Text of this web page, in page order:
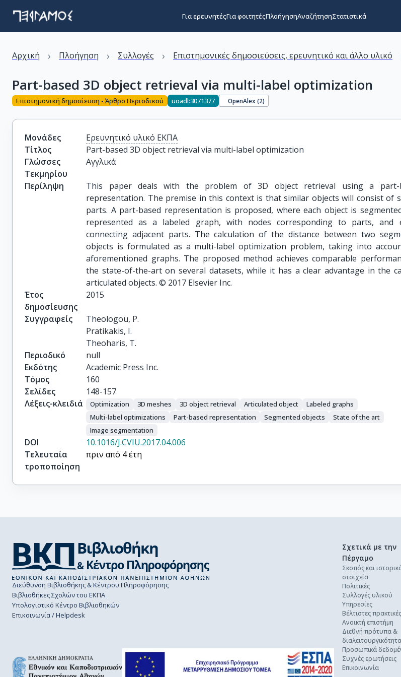
Για ερευνητέςΓια φοιτητέςΠλοήγησηΑναζήτησηΣτατιστικά
Αρχική › Πλοήγηση › Συλλογές › Επιστημονικές δημοσιεύσεις, ερευνητικό και άλλο υλικό
Part-based 3D object retrieval via multi-label optimization
Επιστημονική δημοσίευση - Άρθρο Περιοδικού uoadl:3071377 OpenAlex (2)
Μονάδες
Ερευνητικό υλικό ΕΚΠΑ
Τίτλος
Part-based 3D object retrieval via multi-label optimization
Γλώσσες
Τεκμηρίου
Αγγλικά
Περίληψη
This paper deals with the problem of 3D object retrieval using a part-
representation. The premise in this context is that similar objects will consist of
parts. A part-based representation is proposed, where each object is
represented as a labeled graph, with nodes corresponding to parts, and
connecting adjacent parts. The calculation of the distance between two
objects is formulated as a multi-label optimization problem, taking into
aforementioned graphs. The proposed method achieves comparable
the state-of-the-art on several datasets, while it has a clear advantage in the
articulated objects. © 2017 Elsevier Inc.
Έτος
δημοσίευσης
2015
Συγγραφείς
Theologou, P.
Pratikakis, I.
Theoharis, T.
Περιοδικό
null
Εκδότης
Academic Press Inc.
Τόμος
160
Σελίδες
148-157
Λέξεις-κλειδιά
Optimization 3D meshes 3D object retrieval Articulated object
Labeled graphs
Multi-label optimizations
Part-based representation Segmented objects
State of the art
Image segmentation
DOI
10.1016/J.CVIU.2017.04.006
Τελευταία
τροποποίηση
πριν από 4 έτη
Διεύθυνση Βιβλιοθήκης & Κέντρου Πληροφόρησης
Βιβλιοθήκες Σχολών του ΕΚΠΑ
Υπολογιστικό Κέντρο Βιβλιοθηκών
Επικοινωνία / Helpdesk
Σχετικά με την
Πέργαμο
Σκοπός και
στοιχεία
Πολιτικές
Συλλογές υλικού
Υπηρεσίες
Βέλτιστες πρακτικές
Ανοικτή επιστήμη
Διεθνή πρότυπα &
διαλειτουργικότητα
Προσωπικά
Συχνές ερωτήσεις
Επικοινωνία